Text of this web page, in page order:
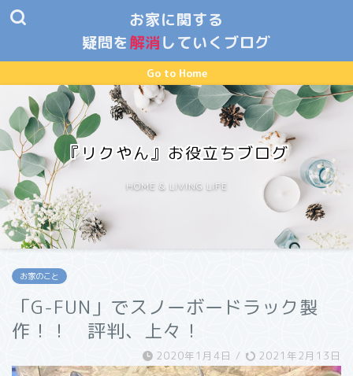
お家に関する
疑問を 解消 していくブログ
Go to Home
『リクやん』お役立ちブログ
HOME & LIVING LIFE
お家のこと
「G-FUN」でスノーボードラック製
作！！ 評判、上々！
2020年1月4日 / 2021年2月13日